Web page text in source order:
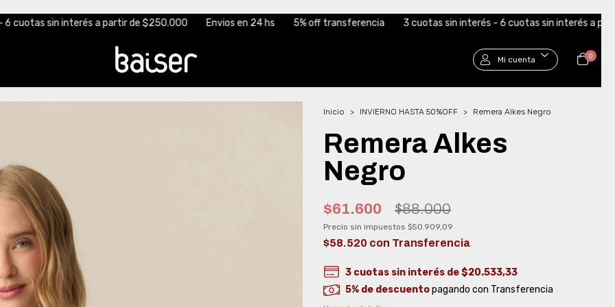
de $250.000 Envios en 24 hs 5% off transferencia 3 cuotas sin interés - 6 cuotas sin interés a partir de $250.000
Mi cuenta 0
Inicio > INVIERNO HASTA 50%OFF > Remera Alkes Negro
Remera Alkes
Negro
$61.600 $88.000
Precio sin impuestos$50.909,09
$58.520 con Transferencia
3 cuotas sin interés de$20.533,33
5% de descuentopagando con Transferencia